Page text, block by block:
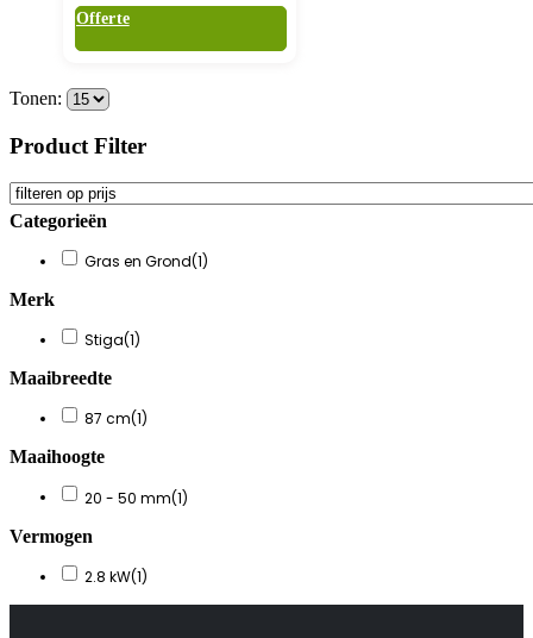
Offerte
Tonen:
Product Filter
Categorieën
Gras en Grond(1)
Merk
Stiga(1)
Maaibreedte
87 cm(1)
Maaihoogte
20 - 50 mm(1)
Vermogen
2.8 kW(1)